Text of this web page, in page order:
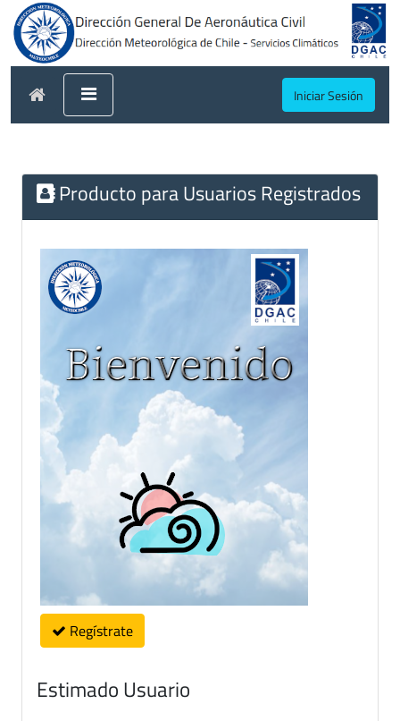
Iniciar Sesión
Producto para Usuarios Registrados
Regístrate
Estimado Usuario